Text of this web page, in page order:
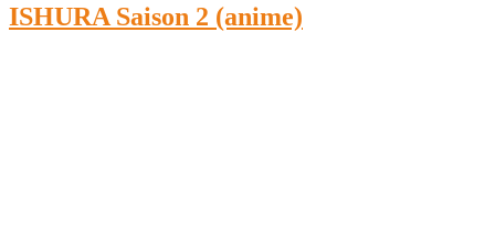
ISHURA Saison 2 (anime)